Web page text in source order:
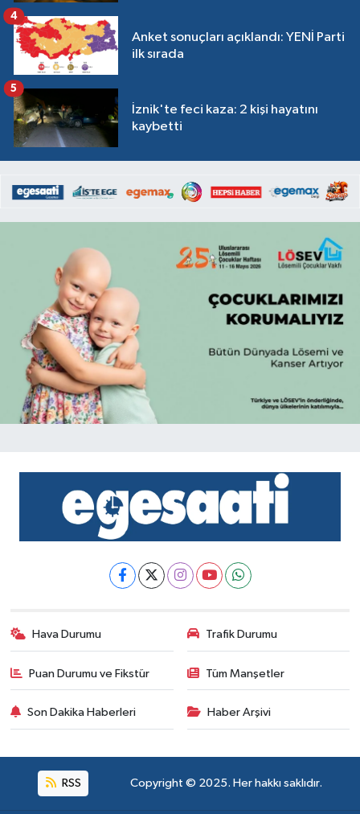
Anket sonuçları açıklandı: YENİ Parti
ilk sırada
4
İznik'te feci kaza: 2 kişi hayatını
kaybetti
5
Hava Durumu Trafik Durumu
Puan Durumu ve Fikstür Tüm Manşetler
Son Dakika Haberleri Haber Arşivi
RSS Copyright © 2025. Her hakkı saklıdır.